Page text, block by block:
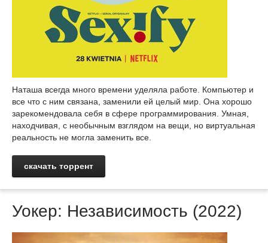
Наташа всегда много времени уделяла работе. Компьютер и
все что с ним связана, заменили ей целый мир. Она хорошо
зарекомендовала себя в сфере программирования. Умная,
находчивая, с необычным взглядом на вещи, но виртуальная
реальность не могла заменить все.
скачать торрент
Уокер: Независимость (2022)